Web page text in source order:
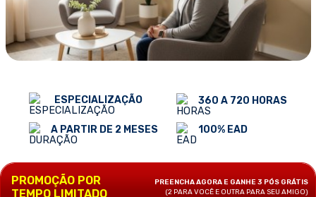
ESPECIALIZAÇÃO
A PARTIR DE 2 MESES
360 A 720 HORAS
100% EAD
PROMOÇÃO POR
TEMPO LIMITADO
PREENCHA AGORA E GANHE 3 PÓS GRÁTIS
(2 PARA VOCÊ E OUTRA PARA SEU AMIGO)